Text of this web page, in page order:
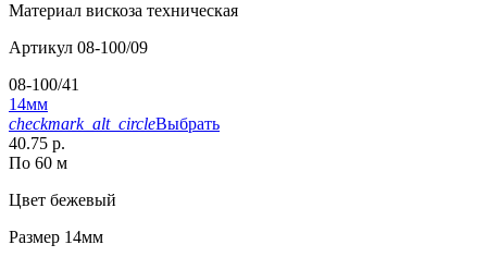
Материал вискоза техническая
Артикул 08-100/09
08-100/41
14мм
checkmark_alt_circleВыбрать
40.75 р.
По 60 м
Цвет бежевый
Размер 14мм